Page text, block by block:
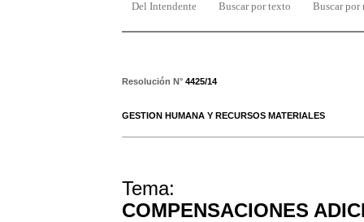
Del Intendente Buscar por texto Buscar por
Resolución N° 4425/14
GESTION HUMANA Y RECURSOS MATERIALES
Tema:
COMPENSACIONES